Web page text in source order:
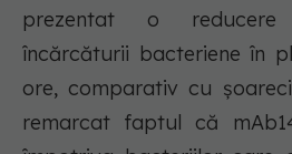
prezentat o reducere
încărcăturii bacteriene în
ore, comparativ cu
remarcat faptul că